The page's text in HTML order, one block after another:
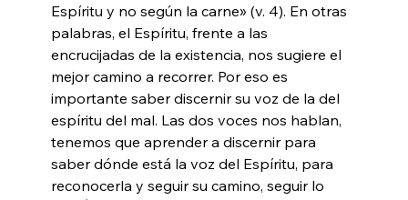
Espíritu y no según la carne» (v. 4). En otras
palabras, el Espíritu, frente a las
encrucijadas de la existencia, nos sugiere el
mejor camino a recorrer. Por eso es
importante saber discernir su voz de la del
espíritu del mal. Las dos voces nos hablan,
tenemos que aprender a discernir para
saber dónde está la voz del Espíritu, para
reconocerla y seguir su camino, seguir lo